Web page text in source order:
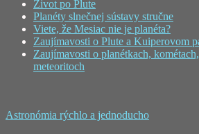
Život po Plute
Planéty slnečnej sústavy stručne
Viete, že Mesiac nie je planéta?
Zaujímavosti o Plute a Kuiperovom
Zaujímavosti o planétkach,
meteoritoch
Astronómia rýchlo a jednoducho